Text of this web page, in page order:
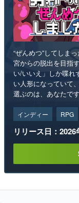
“ぜんめつ”してしま
宮からの脱出を目指
い/いいえ」しか喋れ
い人形になっていて
選ぶのは、あなたです
インディー RPG
リリース日：